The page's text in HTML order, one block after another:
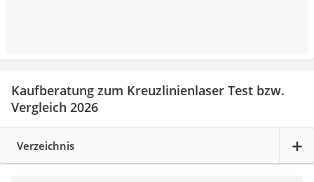
Kaufberatung zum Kreuzlinienlaser Test bzw.
Vergleich 2026
Verzeichnis